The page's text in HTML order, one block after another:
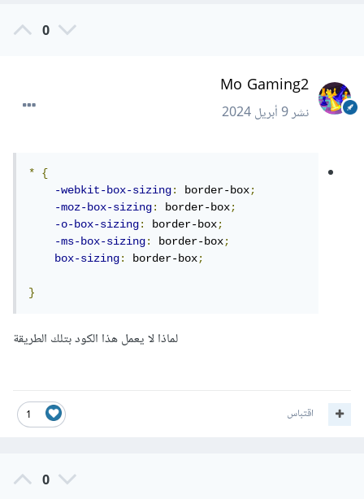
0
Mo Gaming2
نشر9 أبريل 2024
*
{
-webkit-box-sizing: border-box;
-moz-box-sizing: border-box;
-o-box-sizing: border-box;
-ms-box-sizing: border-box;
box-sizing: border-box;
}
لماذا لا يعمل هذا الكود بتلك الطريقة
1 اقتباس
0